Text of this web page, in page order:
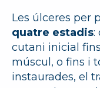
Les úlceres per
quatre estadis:
cutani inicial
múscul, o fins i
instaurades, el